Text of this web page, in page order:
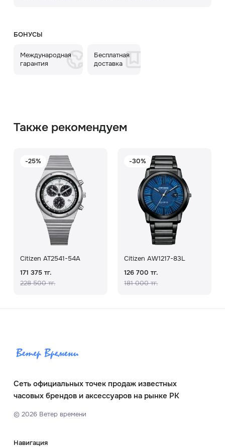
БОНУСЫ
Международная
гарантия
Бесплатная
доставка
Также рекомендуем
-25%
Citizen AT2541-54A
171 375 тг.
228 500 тг.
-30%
Citizen AW1217-83L
126 700 тг.
181 000 тг.
Сеть официальных точек продаж известных
часовых брендов и аксессуаров на рынке РК
© 2026Ветер времени
Навигация